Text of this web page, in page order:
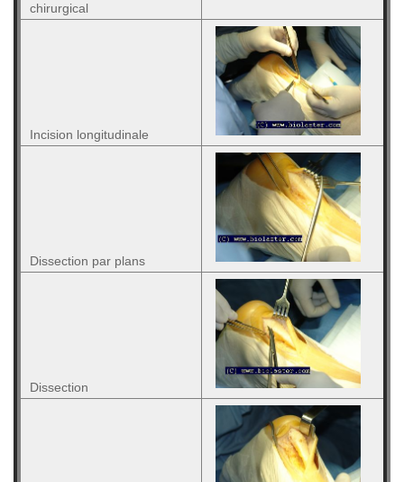
chirurgical
Incision longitudinale
Dissection par plans
Dissection